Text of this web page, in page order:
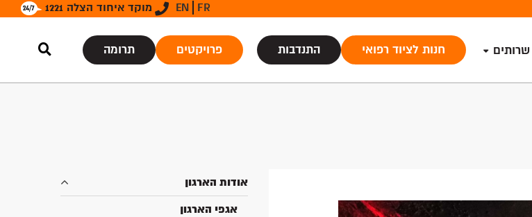
מוקד איחוד הצלה 1221 EN FR
שרותים חנות לציוד רפואי התנדבות פרויקטים תרומה
אודות הארגון
אגפי הארגון